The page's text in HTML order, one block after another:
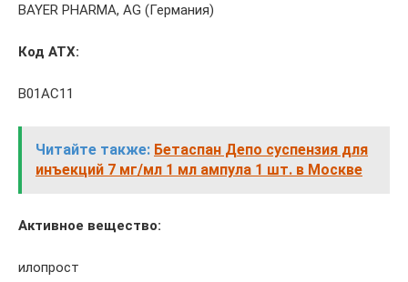
BAYER PHARMA, AG (Германия)
Код ATX:
B01AC11
Читайте также: Бетаспан Депо суспензия для
инъекций 7 мг/мл 1 мл ампула 1 шт. в Москве
Активное вещество:
илопрост